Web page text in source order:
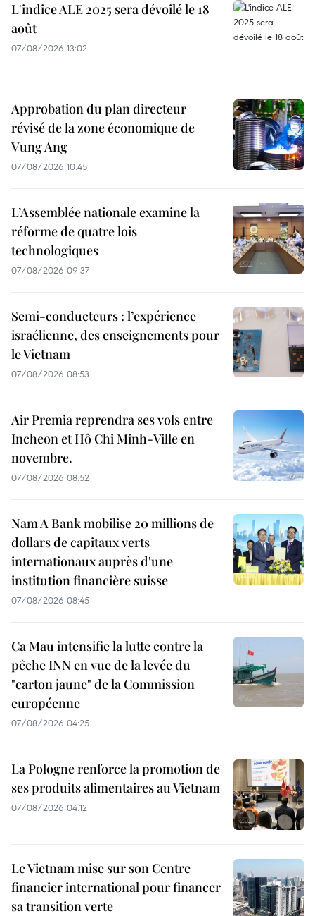
L'indice ALE 2025 sera dévoilé le 18
août
07/08/2026 13:02
Approbation du plan directeur
révisé de la zone économique de
Vung Ang
07/08/2026 10:45
L’Assemblée nationale examine la
réforme de quatre lois
technologiques
07/08/2026 09:37
Semi-conducteurs : l’expérience
israélienne, des enseignements pour
le Vietnam
07/08/2026 08:53
Air Premia reprendra ses vols entre
Incheon et Hô Chi Minh-Ville en
novembre.
07/08/2026 08:52
Nam A Bank mobilise 20 millions de
dollars de capitaux verts
internationaux auprès d'une
institution financière suisse
07/08/2026 08:45
Ca Mau intensifie la lutte contre la
pêche INN en vue de la levée du
"carton jaune" de la Commission
européenne
07/08/2026 04:25
La Pologne renforce la promotion de
ses produits alimentaires au Vietnam
07/08/2026 04:12
Le Vietnam mise sur son Centre
financier international pour financer
sa transition verte